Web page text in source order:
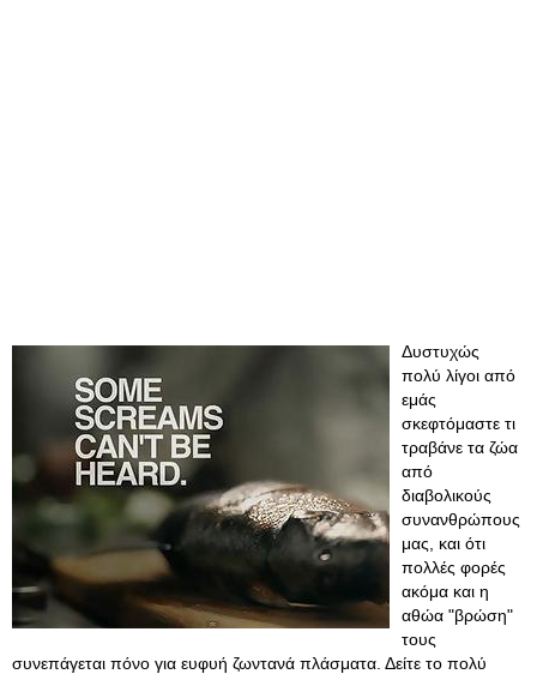
Δυστυχώς
πολύ λίγοι από
εμάς
σκεφτόμαστε τι
τραβάνε τα ζώα
από
διαβολικούς
συνανθρώπους
μας, και ότι
πολλές φορές
ακόμα και η
αθώα "βρώση"
τους
συνεπάγεται πόνο για ευφυή ζωντανά πλάσματα. Δείτε το πολύ